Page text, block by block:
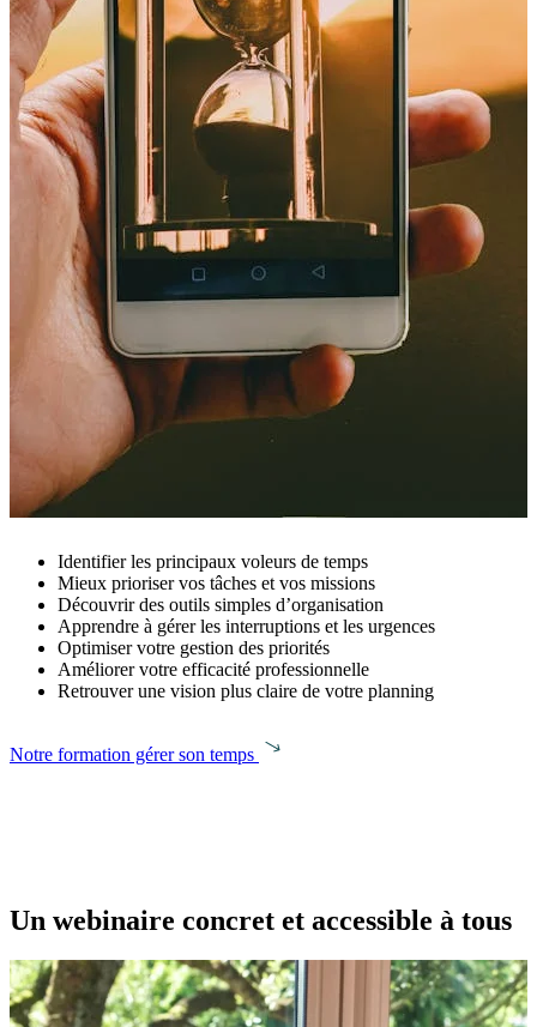
Identifier les principaux voleurs de temps
Mieux prioriser vos tâches et vos missions
Découvrir des outils simples d’organisation
Apprendre à gérer les interruptions et les urgences
Optimiser votre gestion des priorités
Améliorer votre efficacité professionnelle
Retrouver une vision plus claire de votre planning
Notre formation gérer son temps
Un webinaire concret et accessible à tous